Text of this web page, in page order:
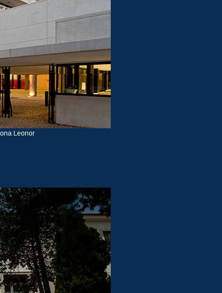
Leonor